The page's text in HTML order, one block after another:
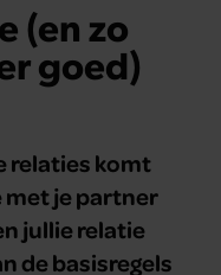
(en zo
goed)
relaties komt
met je partner
jullie relatie
de basisregels